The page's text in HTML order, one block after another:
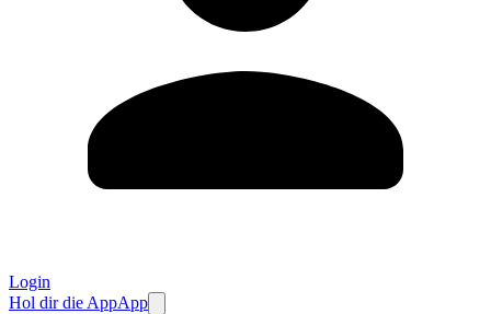
Login
Hol dir die AppApp